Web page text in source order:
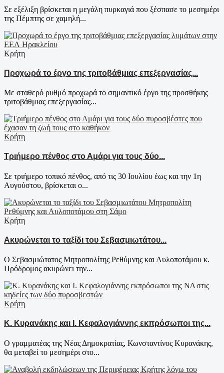
Σε εξέλιξη βρίσκεται η μεγάλη πυρκαγιά που ξέσπασε το μεσημέρι
της Πέμπτης σε χαμηλή...
Κρήτη
Προχωρά το έργο της τριτοβάθμιας επεξεργασίας...
Με σταθερό ρυθμό προχωρά το σημαντικό έργο της προσθήκης
τριτοβάθμιας επεξεργασίας...
Κρήτη
Τριήμερο πένθος στο Αμάρι για τους δύο...
Σε τριήμερο τοπικό πένθος, από τις 30 Ιουλίου έως και την 1η
Αυγούστου, βρίσκεται ο...
Κρήτη
Ακυρώνεται το ταξίδι του Σεβασμιωτάτου...
Ο Σεβασμιώτατος Μητροπολίτης Ρεθύμνης και Αυλοποτάμου κ.
Πρόδρομος ακυρώνει την...
Κρήτη
Κ. Κυρανάκης και Ι. Κεφαλογιάννης εκπρόσωποι της...
Ο γραμματέας της Νέας Δημοκρατίας, Κωνσταντίνος Κυρανάκης,
θα μεταβεί το μεσημέρι στο...